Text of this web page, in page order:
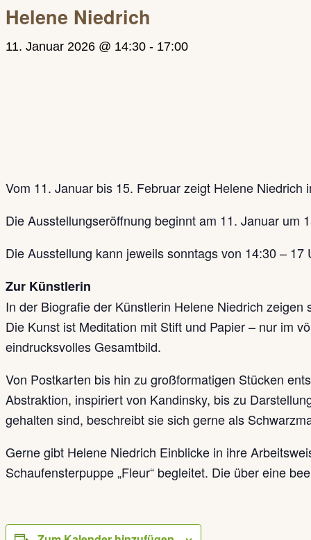
Helene Niedrich
11. Januar 2026 @ 14:30 - 17:00
Vom 11. Januar bis 15. Februar zeigt Helene Niedrich
Die Ausstellungseröffnung beginnt am 11. Januar um
Die Ausstellung kann jeweils sonntags von 14:30 –
Zur Künstlerin
In der Biografie der Künstlerin Helene Niedrich
Die Kunst ist Meditation mit Stift und Papier – nur im
eindrucksvolles Gesamtbild.
Von Postkarten bis hin zu großformatigen Stücken
Abstraktion, inspiriert von Kandinsky, bis zu
gehalten sind, beschreibt sie sich gerne als
Gerne gibt Helene Niedrich Einblicke in ihre
Schaufensterpuppe „Fleur“ begleitet. Die über eine